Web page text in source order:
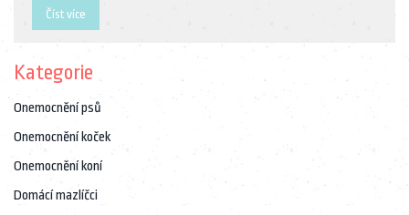
doporučení, kdy už je na místě uvažovat o návštěvě veterináře.
Praktické informace vám pomůžou připravit se na tuto těžkou
Číst více
Kategorie
Onemocnění psů
Onemocnění koček
Onemocnění koní
Domácí mazlíčci